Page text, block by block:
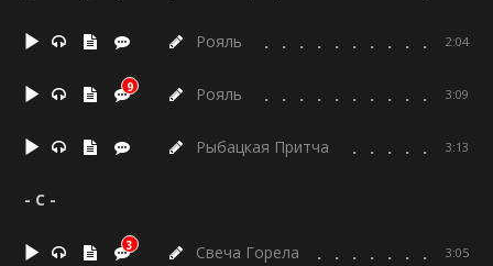
Рояль 2:04
9 Рояль 3:09
Рыбацкая Притча 3:13
- С -
3 Свеча Горела 3:05